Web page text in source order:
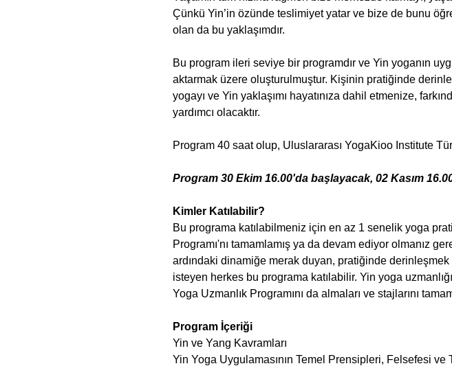
Çünkü Yin’in özünde teslimiyet yatar ve bize de bunu
olan da bu yaklaşımdır.
Bu program ileri seviye bir programdır ve Yin yoganın
aktarmak üzere oluşturulmuştur. Kişinin pratiğinde
yogayı ve Yin yaklaşımı hayatınıza dahil etmenize,
yardımcı olacaktır.
Program 40 saat olup, Uluslararası YogaKioo Institute
Program 30 Ekim 16.00'da başlayacak, 02 Kasım
Kimler Katılabilir?
Bu programa katılabilmeniz için en az 1 senelik yoga
Programı'nı tamamlamış ya da devam ediyor olmanız
ardındaki dinamiğe merak duyan, pratiğinde
isteyen herkes bu programa katılabilir. Yin yoga
Yoga Uzmanlık Programını da almaları ve stajlarını
Program İçeriği
Yin ve Yang Kavramları
Yin Yoga Uygulamasının Temel Prensipleri, Felsefesi ve